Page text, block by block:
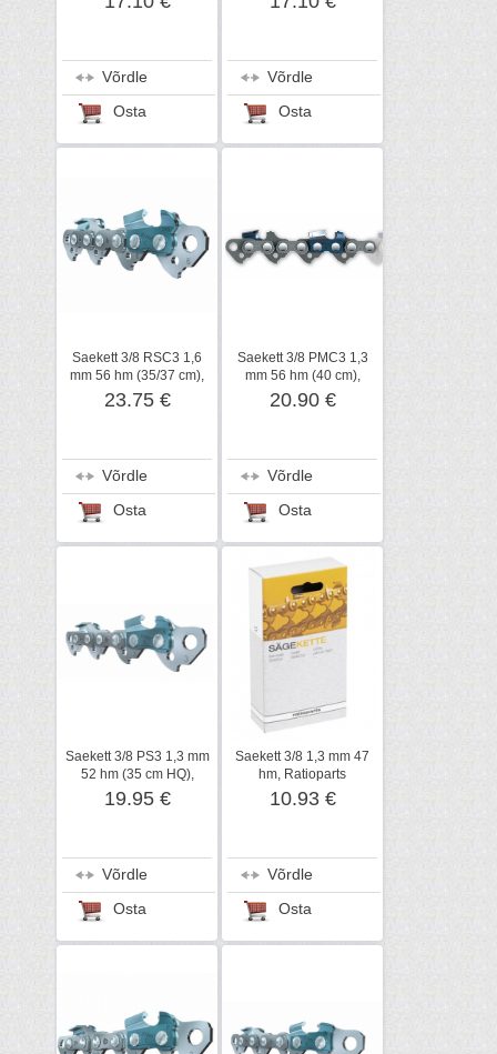
Võrdle
Osta
Võrdle
Osta
Saekett 3/8 RSC3 1,6
mm 56 hm (35/37 cm),
STIHL
23.75 €
Võrdle
Osta
Saekett 3/8 PMC3 1,3
mm 56 hm (40 cm),
STIHL
20.90 €
Võrdle
Osta
Saekett 3/8 PS3 1,3 mm
52 hm (35 cm HQ),
STIHL
19.95 €
Võrdle
Osta
Saekett 3/8 1,3 mm 47
hm, Ratioparts
10.93 €
Võrdle
Osta